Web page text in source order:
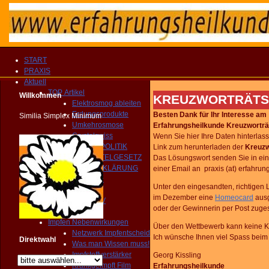
START
PRAXIS
Aktuell
TOP Artikel
Elektrosmog ableiten
Erdungsprodukte
Umkehrosmose
Crystalswiss
GESUNDHEITSPOLITIK
HEILMITTELGESETZ
IMPFAUFKLÄRUNG
YOUTUBE Kanal
IMPRESSIONEN
MEDIEN ARCHIV
Homöopathie TV
Impfen Nebenwirkungen
Netzwerk Impfentscheid
Was man Wissen muss!
Impfstoffverstärker
Krankgeimpft Film
Willkommen
Similia Simplex Minimum
Direktwahl
Besten Dank für Ihr Interesse am
Erfahrungsheilkunde
Wenn Sie hier Ihre Daten
Link zum herunterladen der
Das Lösungswort senden Sie in
einer Email an praxis (at)
Unter den eingesandten, richtigen
im Dezember eine Homeocard
oder der Gewinnerin per Post
Über den Wettbewerb kann keine
Ich wünsche Ihnen viel Spass
Georg Kissling
Erfahrungsheilkunde